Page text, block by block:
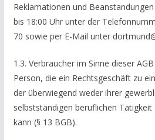
Reklamationen und
bis 18:00 Uhr unter der
70 sowie per E-Mail unter
1.3. Verbraucher im Sinne dieser
Person, die ein Rechtsgeschäft zu
der überwiegend weder ihrer
selbstständigen beruflichen
kann (§ 13 BGB).